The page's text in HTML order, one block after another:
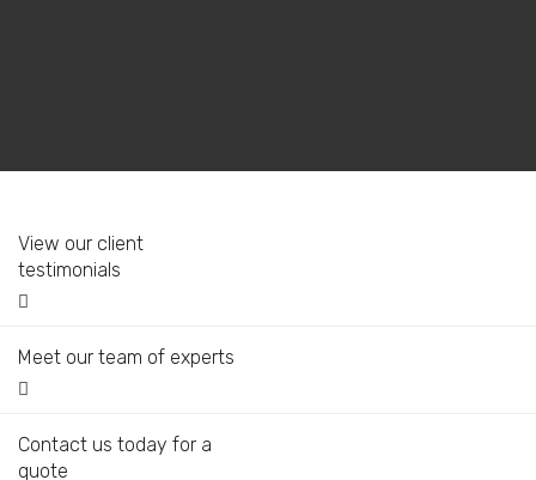
View our client
testimonials
Meet our team of experts
Contact us today for a
quote